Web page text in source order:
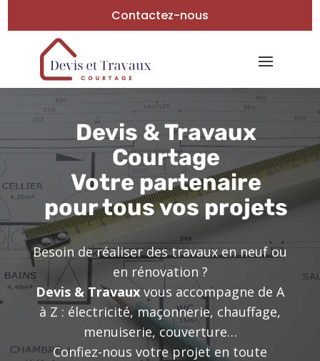
Contactez-nous
Devis & Travaux
Courtage
Votre partenaire
pour tous vos projets
Besoin de réaliser des travaux en neuf ou
en rénovation ?
Devis & Travaux vous accompagne de A
à Z : électricité, maçonnerie, chauffage,
menuiserie, couverture…
Confiez-nous votre projet en toute